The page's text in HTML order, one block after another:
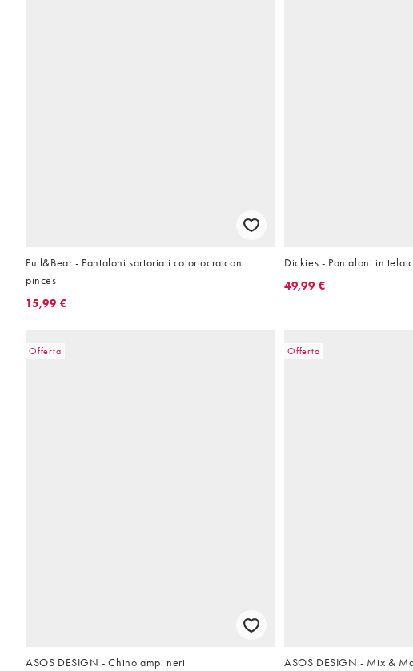
Pull&Bear - Pantaloni sartoriali color ocra con
pinces
15,99 €
Dickies - Pantaloni in tela
49,99 €
Offerta
ASOS DESIGN - Chino ampi neri
Offerta
ASOS DESIGN - Mix &